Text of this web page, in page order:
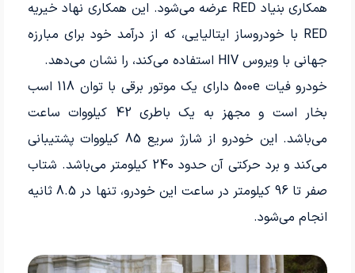
همکاری بنیاد RED عرضه می‌شود. این همکاری نهاد خیریه
RED با خودروساز ایتالیایی، که از درآمد خود برای مبارزه
جهانی با ویروس HIV استفاده می‌کند، را نشان می‌دهد.
خودرو فیات 500e دارای یک موتور برقی با توان 118 اسب­‌
بخار است و مجهز به یک باطری 42 کیلووات ساعت
می‌باشد. این خودرو از شارژ سریع 85 کیلووات پشتیبانی
می‌کند و برد حرکتی آن حدود 240 کیلومتر می‌باشد. شتاب
صفر تا 96 کیلومتر در ساعت این خودرو، تنها در 8.5 ثانیه
انجام می‌شود.